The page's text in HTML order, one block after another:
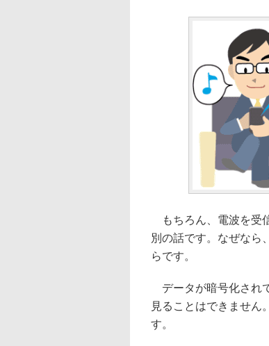
もちろん、電波を受
別の話です。なぜなら
らです。
データが暗号化され
見ることはできません
す。